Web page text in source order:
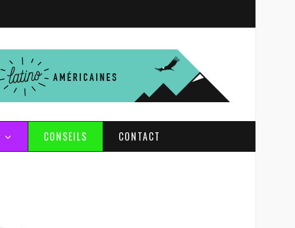
c
CONSEILS CONTACT